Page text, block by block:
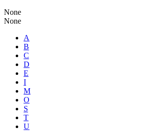
None
None
A
B
C
D
E
I
M
O
S
T
U